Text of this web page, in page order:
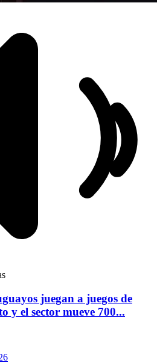
juegan a juegos de
y el sector mueve 700...